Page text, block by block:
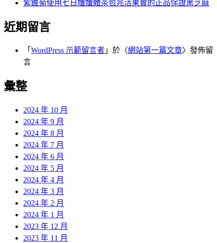
紫錐菊使用七日孅孅體茶包兆活果實的正品保證黑芝麻
近期留言
「 WordPress 示範留言者 」於〈網站第一篇文章〉發佈留
言
彙整
2024 年 10 月
2024 年 9 月
2024 年 8 月
2024 年 7 月
2024 年 6 月
2024 年 5 月
2024 年 4 月
2024 年 3 月
2024 年 2 月
2024 年 1 月
2023 年 12 月
2023 年 11 月